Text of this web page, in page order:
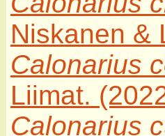
Niskanen &
Calonarius
Liimat.
Calonarius